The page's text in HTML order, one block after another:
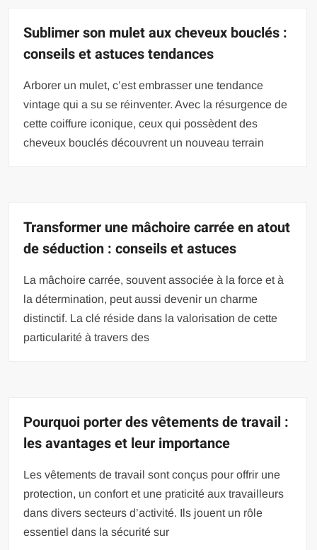
Sublimer son mulet aux cheveux bouclés :
conseils et astuces tendances
Arborer un mulet, c’est embrasser une tendance
vintage qui a su se réinventer. Avec la résurgence de
cette coiffure iconique, ceux qui possèdent des
cheveux bouclés découvrent un nouveau terrain
Transformer une mâchoire carrée en atout
de séduction : conseils et astuces
La mâchoire carrée, souvent associée à la force et à
la détermination, peut aussi devenir un charme
distinctif. La clé réside dans la valorisation de cette
particularité à travers des
Pourquoi porter des vêtements de travail :
les avantages et leur importance
Les vêtements de travail sont conçus pour offrir une
protection, un confort et une praticité aux travailleurs
dans divers secteurs d’activité. Ils jouent un rôle
essentiel dans la sécurité sur